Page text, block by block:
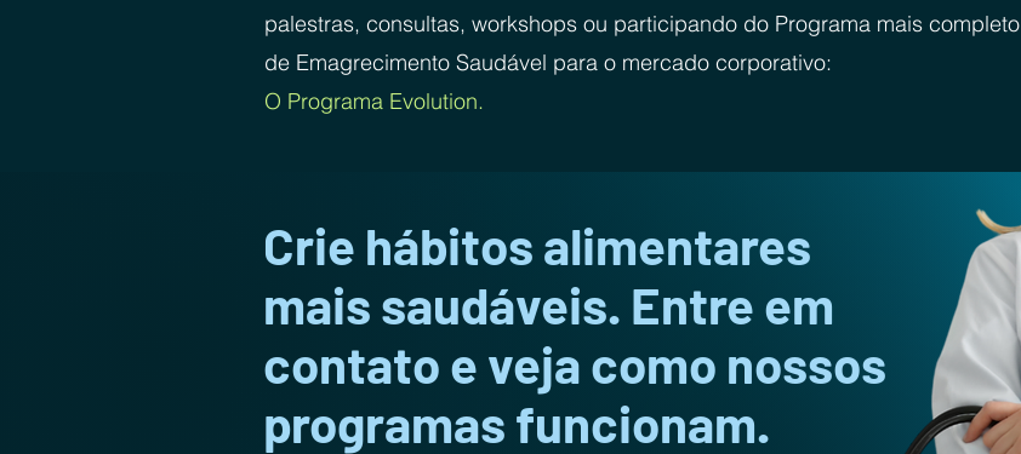
palestras, consultas, workshops ou participando do Programa mais completo
de Emagrecimento Saudável para o mercado corporativo:
O Programa Evolution.
Crie hábitos alimentares
mais saudáveis. Entre em
contato e veja como nossos
programas funcionam.